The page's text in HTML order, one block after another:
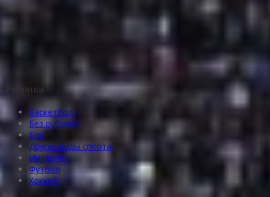
Рубрики
Баскетбол
Без рубрики
Бои
Другие виды спорта
Интернет
Футбол
Хоккей